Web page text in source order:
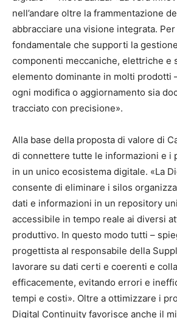
nell’andare oltre la frammentazione
abbracciare una visione integrata.
fondamentale che supporti la
componenti meccaniche, elettriche e
elemento dominante in molti prodotti
ogni modifica o aggiornamento sia
tracciato con precisione».
Alla base della proposta di valore di
di connettere tutte le informazioni e i
in un unico ecosistema digitale. «La
consente di eliminare i silos
dati e informazioni in un repository
accessibile in tempo reale ai diversi
produttivo. In questo modo tutti –
progettista al responsabile della
lavorare su dati certi e coerenti e
efficacemente, evitando errori e
tempi e costi». Oltre a ottimizzare i
Digital Continuity favorisce anche il